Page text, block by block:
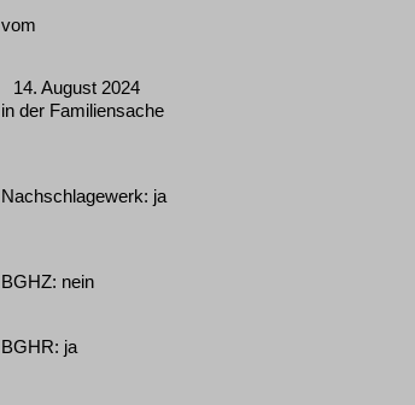
vom
14. August 2024
in der Familiensache
Nachschlagewerk: ja
BGHZ: nein
BGHR: ja